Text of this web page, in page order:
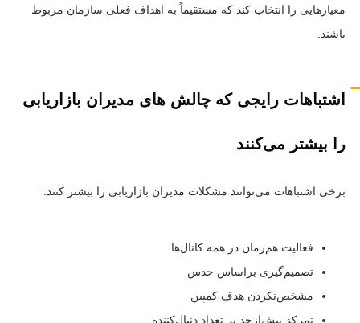
معیارهایی را انتخاب کند که مستقیماً به اهداف فعلی سازمان مربوط
باشند.
اشتباهات رایجی که چالش های مدیران بازاریابی
را بیشتر می‌کنند
برخی اشتباهات می‌توانند مشکلات مدیران بازاریابی را بیشتر کنند:
فعالیت هم‌زمان در همه کانال‌ها
تصمیم‌گیری براساس حدس
مشخص‌نکردن هدف کمپین
تمرکز بیش‌ازحد بر تعداد دنبال‌کننده